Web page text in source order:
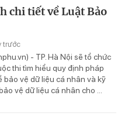
chi tiết về Luật Bảo
trước
- TP. Hà Nội sẽ tổ chức
thi tìm hiểu quy định pháp
bảo vệ dữ liệu cá nhân và kỹ
vệ dữ liệu cá nhân cho ...